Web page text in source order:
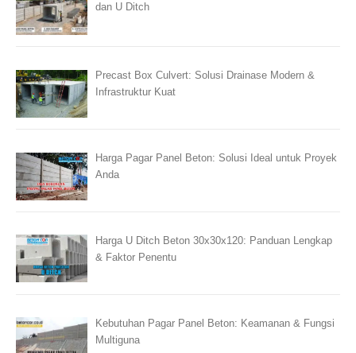
dan U Ditch
Precast Box Culvert: Solusi Drainase Modern &
Infrastruktur Kuat
Harga Pagar Panel Beton: Solusi Ideal untuk Proyek
Anda
Harga U Ditch Beton 30x30x120: Panduan Lengkap
& Faktor Penentu
Kebutuhan Pagar Panel Beton: Keamanan & Fungsi
Multiguna